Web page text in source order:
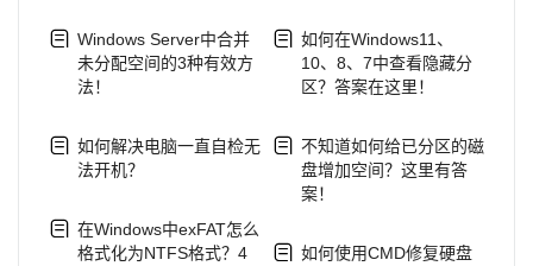
Windows Server中合并
未分配空间的3种有效方
法！
如何解决电脑一直自检无
法开机？
在Windows中exFAT怎么
格式化为NTFS格式？4
如何在Windows11、
10、8、7中查看隐藏分
区？答案在这里！
不知道如何给已分区的磁
盘增加空间？这里有答
案！
如何使用CMD修复硬盘